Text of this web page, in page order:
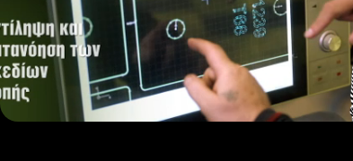
Cultural videos
video applications for museums,
archeological sites & exhibitions
Product presentations
Documentary